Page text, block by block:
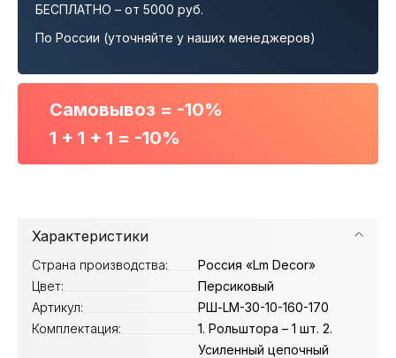
БЕСПЛАТНО – от 5000 руб.
По России (уточняйте у наших менеджеров)
Самовывоз = -10%
1 + 1 + 1 = -10%
Характеристики
Страна производства:
Россия «Lm Decor»
Цвет:
Персиковый
Артикул:
РШ-LM-30-10-160-170
Комплектация:
1. Рольштора – 1 шт. 2.
Усиленный цепочный